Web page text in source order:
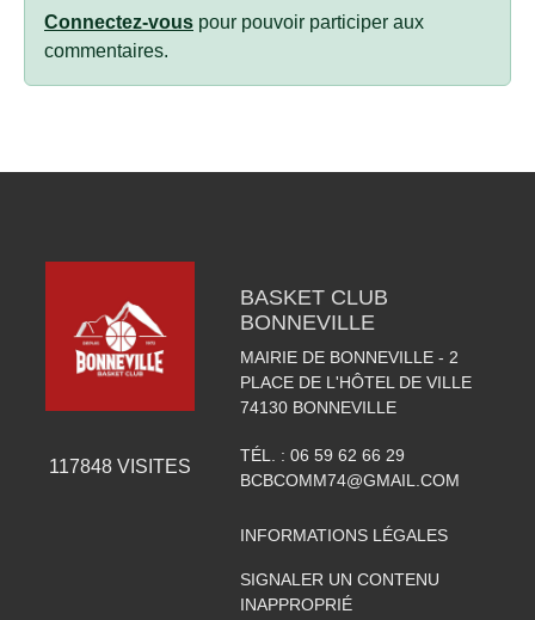
Connectez-vous pour pouvoir participer aux
commentaires.
117848VISITES
BASKET CLUB
BONNEVILLE
MAIRIE DE BONNEVILLE - 2
PLACE DE L'HÔTEL DE VILLE
74130 BONNEVILLE
TÉL. : 06 59 62 66 29
BCBCOMM74@GMAIL.COM
INFORMATIONS LÉGALES
SIGNALER UN CONTENU
INAPPROPRIÉ